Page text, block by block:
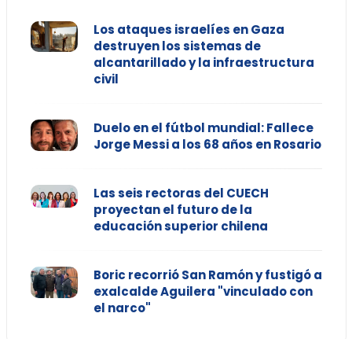
Los ataques israelíes en Gaza
destruyen los sistemas de
alcantarillado y la infraestructura
civil
Duelo en el fútbol mundial: Fallece
Jorge Messi a los 68 años en Rosario
Las seis rectoras del CUECH
proyectan el futuro de la
educación superior chilena
Boric recorrió San Ramón y fustigó a
exalcalde Aguilera "vinculado con
el narco"